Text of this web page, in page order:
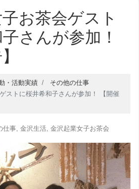
お茶会ゲスト
さんが参加！
・活動実績
その他の仕事
ストに桜井希和子さんが参加！ 【開催
仕事, 金沢生活, 金沢起業女子お茶会